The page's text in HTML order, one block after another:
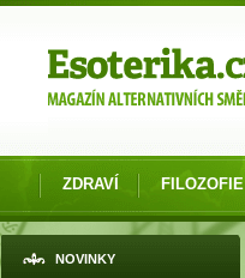
ZDRAVÍ FILOZOFIE
NOVINKY